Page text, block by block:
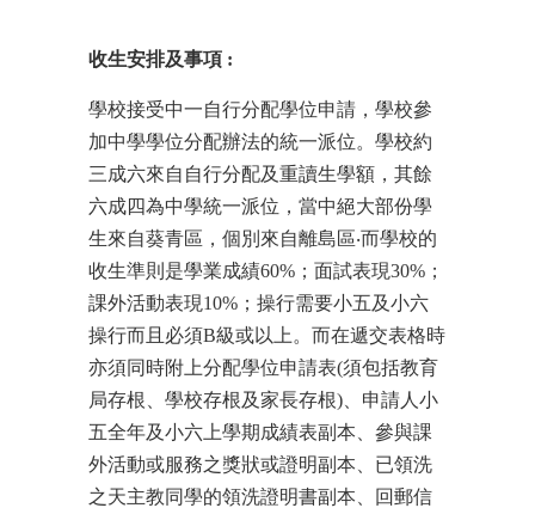
收生安排及事項 :
學校接受中一自行分配學位申請，學校參
加中學學位分配辦法的統一派位。學校約
三成六來自自行分配及重讀生學額，其餘
六成四為中學統一派位，當中絕大部份學
生來自葵青區，個別來自離島區‧而學校的
收生準則是學業成績60%；面試表現30%；
課外活動表現10%；操行需要小五及小六
操行而且必須B級或以上。而在遞交表格時
亦須同時附上分配學位申請表(須包括教育
局存根、學校存根及家長存根)、申請人小
五全年及小六上學期成績表副本、參與課
外活動或服務之獎狀或證明副本、已領洗
之天主教同學的領洗證明書副本、回郵信